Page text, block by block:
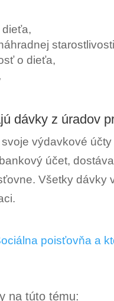
o dieťa,
dávky z úradov
výdavkové
účet,
Všetky dávky
poisťovňa a
na túto tému: